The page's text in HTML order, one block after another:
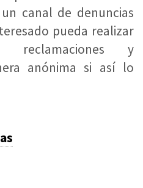
canal de denuncias
pueda realizar
reclamaciones y
anónima si así lo